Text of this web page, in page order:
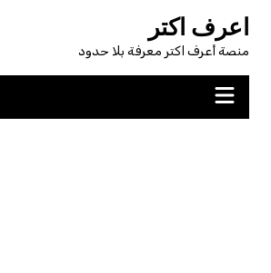
المحتوى
اعرف اكتر
منصة أعرف اكتر معرفة بلا حدود